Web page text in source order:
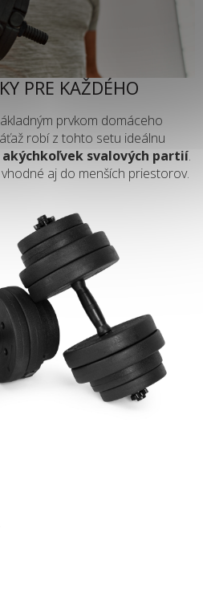
PRE KAŽDÉHO
prvkom domáceho
robí z tohto setu ideálnu
svalových partií.
aj do menších priestorov.